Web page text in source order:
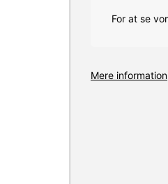
For at se
Mere information